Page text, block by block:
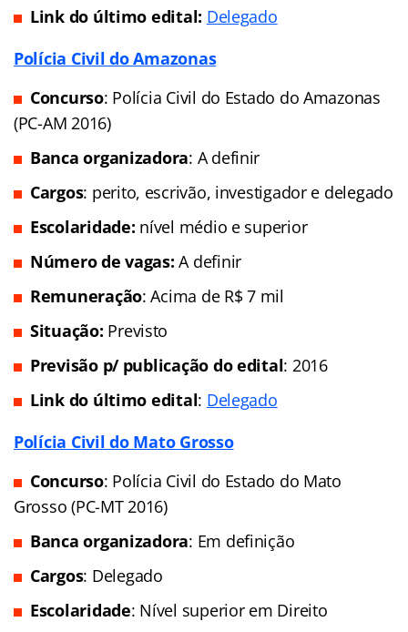
Link do último edital: Delegado
Polícia Civil do Amazonas
Concurso: Polícia Civil do Estado do Amazonas
(PC-AM 2016)
Banca organizadora: A definir
Cargos: perito, escrivão, investigador e delegado
Escolaridade: nível médio e superior
Número de vagas:A definir
Remuneração: Acima de R$ 7 mil
Situação: Previsto
Previsão p/ publicação do edital: 2016
Link do último edital: Delegado
Polícia Civil do Mato Grosso
Concurso: Polícia Civil do Estado do Mato
Grosso (PC-MT 2016)
Banca organizadora: Em definição
Cargos: Delegado
Escolaridade: Nível superior em Direito